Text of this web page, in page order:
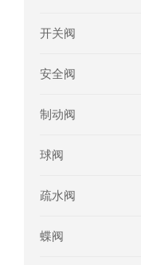
开关阀
安全阀
制动阀
球阀
疏水阀
蝶阀